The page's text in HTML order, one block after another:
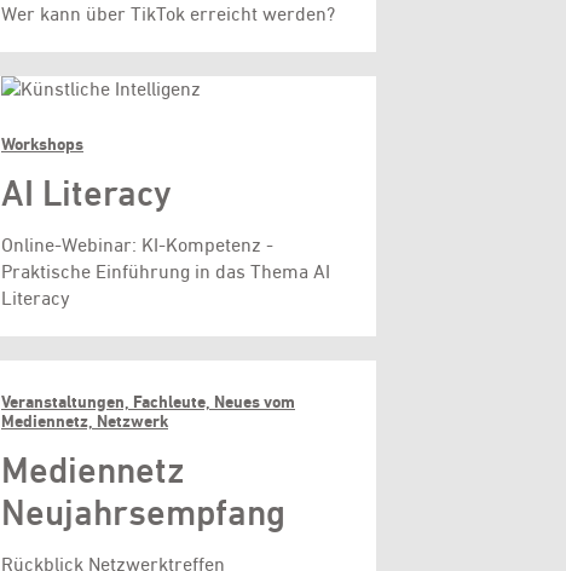
Wer kann über TikTok erreicht werden?
Workshops
AI Literacy
Online-Webinar: KI-Kompetenz -
Praktische Einführung in das Thema AI
Literacy
Veranstaltungen, Fachleute, Neues vom
Mediennetz, Netzwerk
Mediennetz
Neujahrsempfang
Rückblick Netzwerktreffen